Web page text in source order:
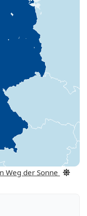
Weg der Sonne